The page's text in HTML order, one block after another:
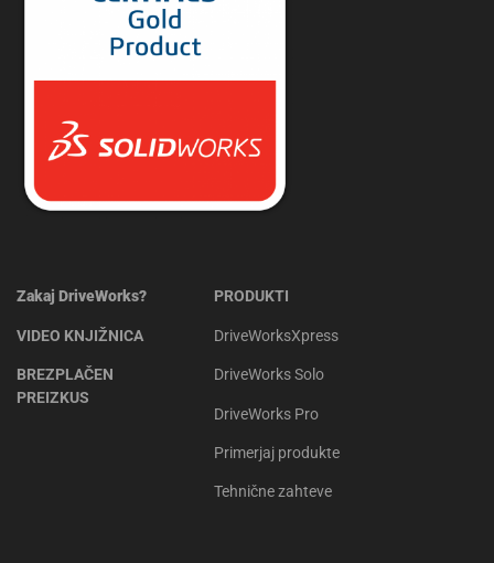
Zakaj DriveWorks?
VIDEO KNJIŽNICA
BREZPLAČEN
PREIZKUS
PRODUKTI
DriveWorksXpress
DriveWorks Solo
DriveWorks Pro
Primerjaj produkte
Tehnične zahteve